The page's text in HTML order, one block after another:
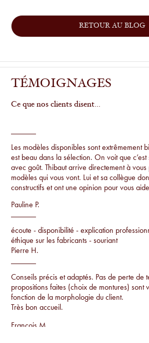
RETOUR AU BLOG
TÉMOIGNAGES
Ce que nos clients disent...
Les modèles disponibles sont extrêmement
est beau dans la sélection. On voit que c’est
avec goût. Thibaut arrive directement à
modèles qui vous vont. Lui et sa collègue
constructifs et ont une opinion pour vous
Pauline P.
écoute - disponibilité - explication
éthique sur les fabricants - souriant
Pierre H.
Conseils précis et adaptés. Pas de perte de
propositions faites (choix de montures) sont
fonction de la morphologie du client.
Très bon accueil.
Francois M.